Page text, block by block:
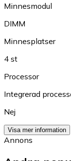
Minnesmodul
DIMM
Minnesplatser
4 st
Processor
Integrerad
Nej
Visa mer information
Annons